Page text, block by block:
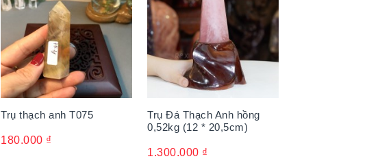
Trụ thạch anh T075
180.000 ₫
Trụ Đá Thạch Anh hồng
0,52kg (12 * 20,5cm)
1.300.000 ₫